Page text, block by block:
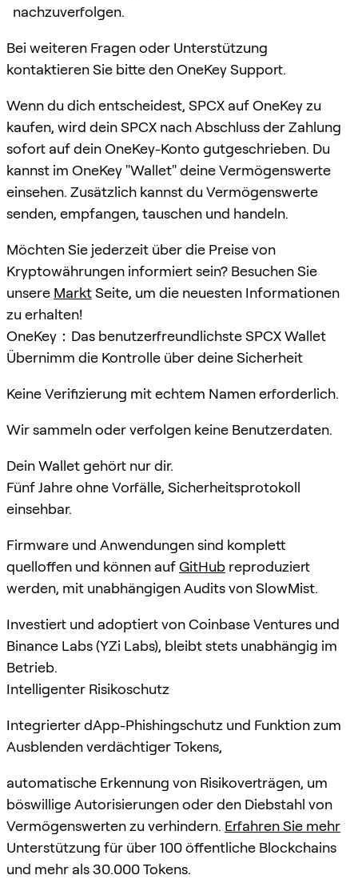
nachzuverfolgen.
Bei weiteren Fragen oder Unterstützung
kontaktieren Sie bitte den OneKey Support.
Wenn du dich entscheidest, SPCX auf OneKey zu
kaufen, wird dein SPCX nach Abschluss der Zahlung
sofort auf dein OneKey-Konto gutgeschrieben. Du
kannst im OneKey "Wallet" deine Vermögenswerte
einsehen. Zusätzlich kannst du Vermögenswerte
senden, empfangen, tauschen und handeln.
Möchten Sie jederzeit über die Preise von
Kryptowährungen informiert sein? Besuchen Sie
unsere MarktSeite, um die neuesten Informationen
zu erhalten!
OneKey：Das benutzerfreundlichste SPCX Wallet
Übernimm die Kontrolle über deine Sicherheit
Keine Verifizierung mit echtem Namen erforderlich.
Wir sammeln oder verfolgen keine Benutzerdaten.
Dein Wallet gehört nur dir.
Fünf Jahre ohne Vorfälle, Sicherheitsprotokoll
einsehbar.
Firmware und Anwendungen sind komplett
quelloffen und können aufGitHub reproduziert
werden, mit unabhängigen Audits von SlowMist.
Investiert und adoptiert von Coinbase Ventures und
Binance Labs (YZi Labs), bleibt stets unabhängig im
Betrieb.
Intelligenter Risikoschutz
Integrierter dApp-Phishingschutz und Funktion zum
Ausblenden verdächtiger Tokens,
automatische Erkennung von Risikoverträgen, um
böswillige Autorisierungen oder den Diebstahl von
Vermögenswerten zu verhindern. Erfahren Sie mehr
Unterstützung für über 100 öffentliche Blockchains
und mehr als 30.000 Tokens.